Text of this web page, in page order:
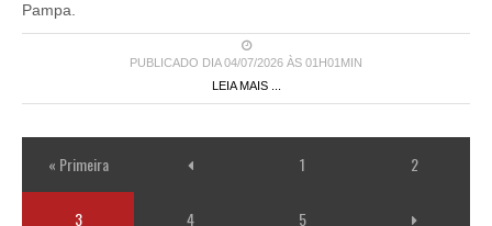
Pampa.
PUBLICADO DIA 04/07/2026 ÀS 01H01MIN
LEIA MAIS ...
« Primeira 1 2
3 4 5